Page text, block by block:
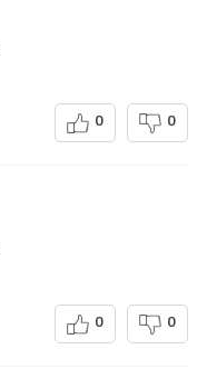
0 0
0 0